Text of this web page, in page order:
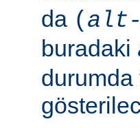
da ( alt-
buradaki
durumda